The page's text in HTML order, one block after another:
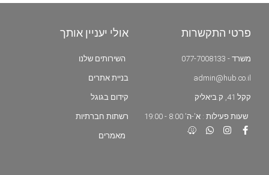
פרטי התקשרות
משרד - 077-7008133
admin@hub.co.il
קקל 41, ק.ביאליק
שעות פעילות : א'-ה' 8:00 - 19:00
אולי יעניין אותך
השירותים שלנו
בניית אתרים
קידום בגוגל
רשתות חברתיות
מאמרים